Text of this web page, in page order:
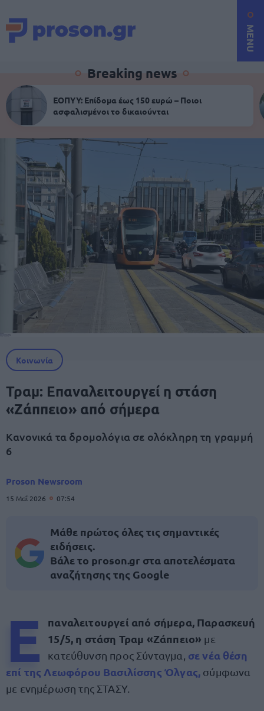
MENU
Breaking news
ΕΟΠΥΥ: Επίδομα έως 150 ευρώ – Ποιοι
ασφαλισμένοι το δικαιούνται
Κοινωνία
Τραμ: Επαναλειτουργεί η στάση
«Ζάππειο» από σήμερα
Κανονικά τα δρομολόγια σε ολόκληρη τη γραμμή
6
Proson Newsroom
15 Μαΐ 2026 07:54
Μάθε πρώτος όλες τις σημαντικές
ειδήσεις.
Βάλε το proson.gr στα αποτελέσματα
αναζήτησης της Google
Ε
παναλειτουργεί από σήμερα, Παρασκευή
15/5, η στάση Τραμ «Ζάππειο» με
κατεύθυνση προς Σύνταγμα, σε νέα θέση
επί της Λεωφόρου Βασιλίσσης Όλγας, σύμφωνα
με ενημέρωση της ΣΤΑΣΥ.